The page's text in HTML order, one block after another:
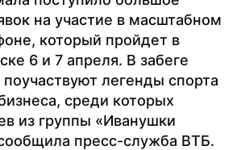
на участие в масштабном
который пройдет в
6 и 7 апреля. В забеге
легенды спорта
среди которых
из группы «Иванушки
пресс-служба ВТБ.